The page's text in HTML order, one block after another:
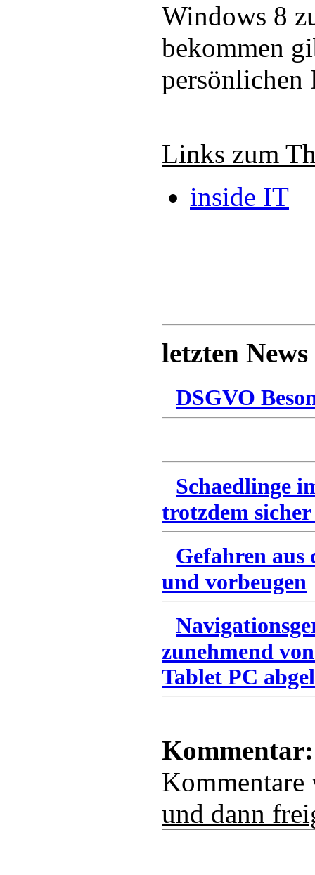
Windows 8
bekommen
persönlichen
Links zum
inside IT
letzten News
DSGVO
Schaedlinge
trotzdem
Gefahren
und vorbeugen
zunehmend
Tablet PC
Kommentar:
und dann